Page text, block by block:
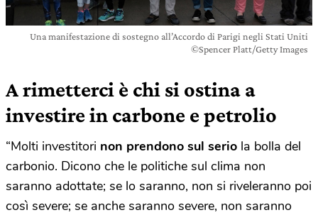
Una manifestazione di sostegno all’Accordo di Parigi negli Stati Uniti
©Spencer Platt/Getty Images
A rimetterci è chi si ostina a
investire in carbone e petrolio
“Molti investitori non prendono sul serio la bolla del
carbonio. Dicono che le politiche sul clima non
saranno adottate; se lo saranno, non si riveleranno poi
così severe; se anche saranno severe, non saranno